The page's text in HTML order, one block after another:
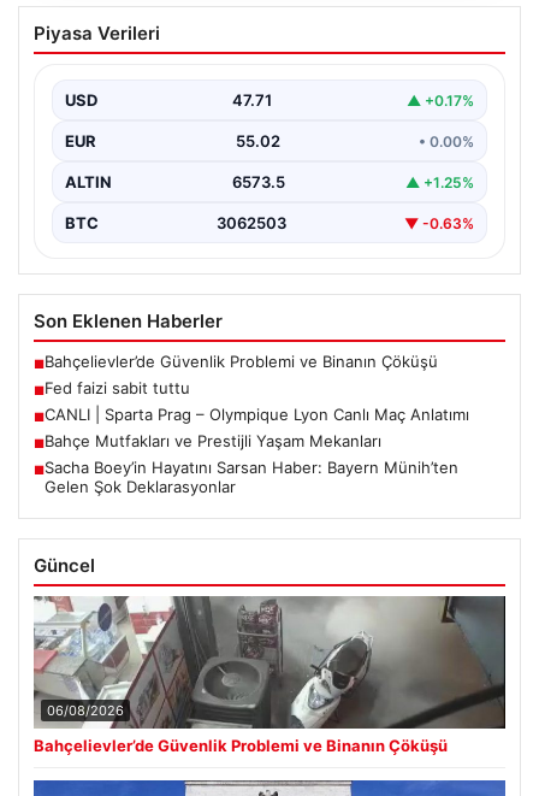
Fed faizi sabit tuttu
Piyasa Verileri
USD 47.71 ▲ +0.17%
EUR 55.02 • 0.00%
ALTIN 6573.5 ▲ +1.25%
BTC 3062503 ▼ -0.63%
Son Eklenen Haberler
■Bahçelievler’de Güvenlik Problemi ve Binanın Çöküşü
■Fed faizi sabit tuttu
■CANLI | Sparta Prag – Olympique Lyon Canlı Maç Anlatımı
■Bahçe Mutfakları ve Prestijli Yaşam Mekanları
■Sacha Boey’in Hayatını Sarsan Haber: Bayern Münih’ten
Gelen Şok Deklarasyonlar
Güncel
06/08/2026
Bahçelievler’de Güvenlik Problemi ve Binanın Çöküşü